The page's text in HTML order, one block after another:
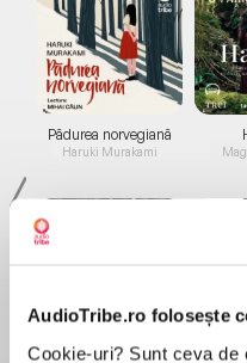
AudioTribe.ro folosește
Cookie-uri? Sunt ceva
Pădurea norvegiană
Haruki Murakami
Elita de Argint (Elita